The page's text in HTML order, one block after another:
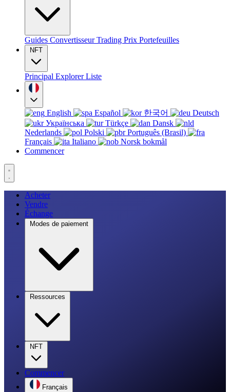
Guides ConvertisseurTrading Prix Portefeuilles
NFT
Principal ExplorerListe
English Español 한국어
Deutsch
Українська
Türkçe
Dansk
Nederlands
Polski
Português (Brasil)
Français
Italiano
Norsk bokmål
Commencer
Acheter
Vendre
Échange
Modes de paiement
Ressources
NFT
Commencer
Français